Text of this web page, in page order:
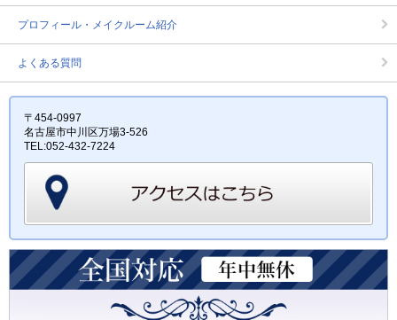
プロフィール・メイクルーム紹介
よくある質問
〒454-0997
名古屋市中川区万場3-526
TEL:052-432-7224